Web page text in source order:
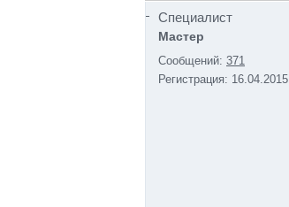
Специалист
Мастер
Сообщений: 371
Регистрация: 16.04.2015